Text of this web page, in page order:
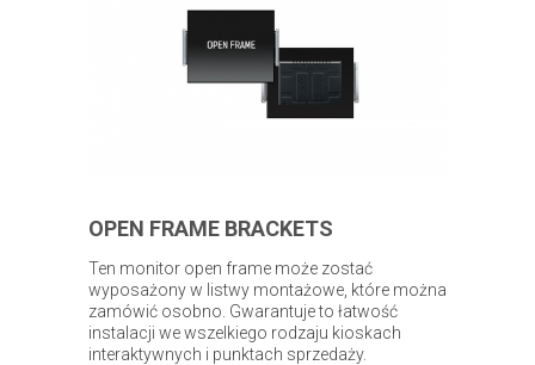
OPEN FRAME BRACKETS
Ten monitor open frame może zostać
wyposażony w listwy montażowe, które można
zamówić osobno. Gwarantuje to łatwość
instalacji we wszelkiego rodzaju kioskach
interaktywnych i punktach sprzedaży.